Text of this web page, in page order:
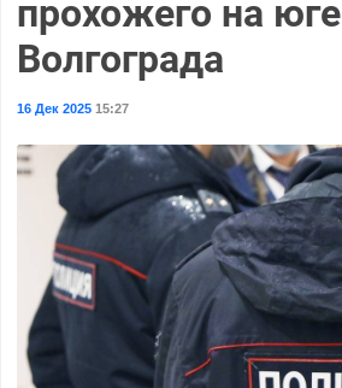
прохожего на юге
Волгограда
16 Дек 202515:27